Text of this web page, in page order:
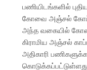
பணியிடங்களில்
கோவை அஞ்சல்
அந்த வகையில்
கிராமிய அஞ்சல்
அதிகாரி